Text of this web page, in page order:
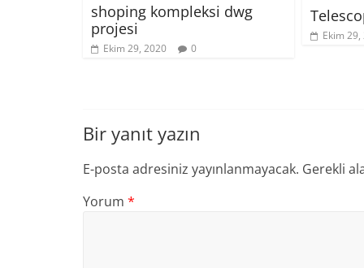
shoping kompleksi dwg
projesi
Ekim 29, 2020 0
Ekim
Bir yanıt yazın
E-posta adresiniz yayınlanmayacak. Gerekli
Yorum *